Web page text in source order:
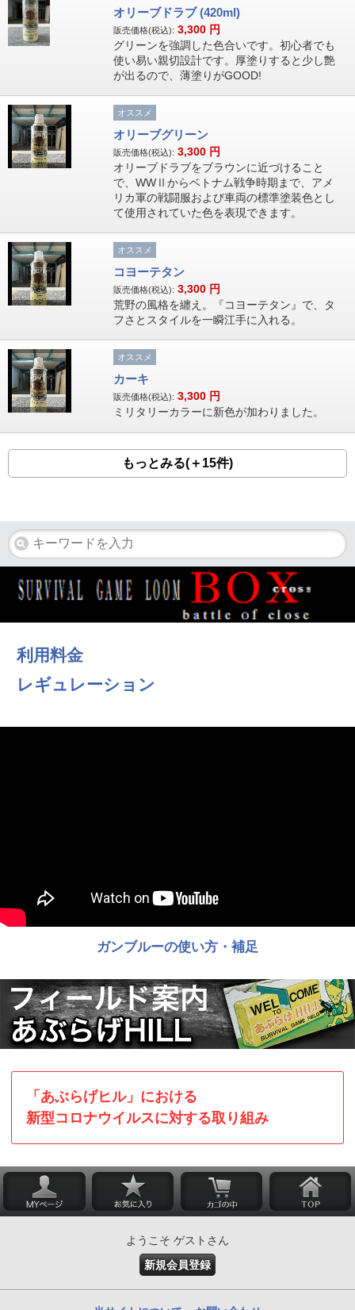
オリーブドラブ (420ml)
販売価格(税込): 3,300 円
グリーンを強調した色合いです。初心者でも
使い易い親切設計です。厚塗りすると少し艶
が出るので、薄塗りがGOOD!
オススメ
オリーブグリーン
販売価格(税込): 3,300 円
オリーブドラブをブラウンに近づけること
で、WWⅡからベトナム戦争時期まで、アメ
リカ軍の戦闘服および車両の標準塗装色とし
て使用されていた色を表現できます。
オススメ
コヨーテタン
販売価格(税込): 3,300 円
荒野の風格を纏え。『コヨーテタン』で、タ
フさとスタイルを一瞬江手に入れる。
オススメ
カーキ
販売価格(税込): 3,300 円
ミリタリーカラーに新色が加わりました。
もっとみる(＋15件)
利用料金
レギュレーション
ガンブルーの使い方・補足
「あぶらげヒル」における
新型コロナウイルスに対する取り組み
ようこそ ゲストさん
新規会員登録